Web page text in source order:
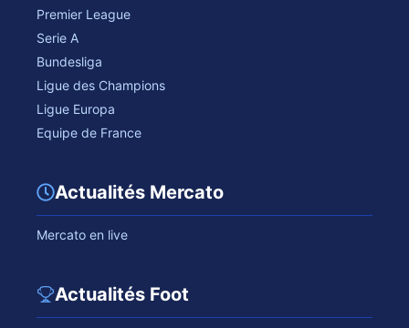
Premier League
Serie A
Bundesliga
Ligue des Champions
Ligue Europa
Equipe de France
Actualités Mercato
Mercato en live
Actualités Foot